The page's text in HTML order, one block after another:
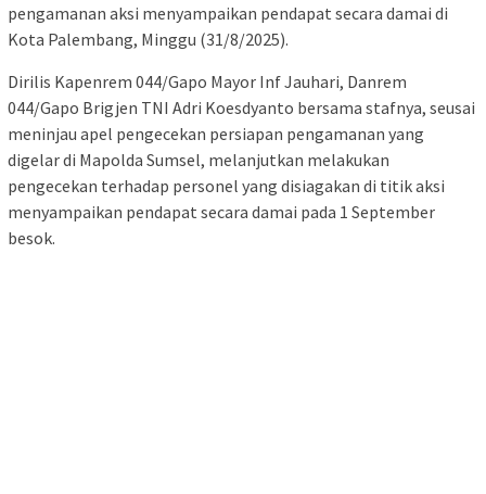
pengamanan aksi menyampaikan pendapat secara damai di
Kota Palembang, Minggu (31/8/2025).
Dirilis Kapenrem 044/Gapo Mayor Inf Jauhari, Danrem
044/Gapo Brigjen TNI Adri Koesdyanto bersama stafnya, seusai
meninjau apel pengecekan persiapan pengamanan yang
digelar di Mapolda Sumsel, melanjutkan melakukan
pengecekan terhadap personel yang disiagakan di titik aksi
menyampaikan pendapat secara damai pada 1 September
besok.